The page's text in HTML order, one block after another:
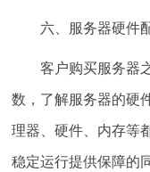
六、服务器硬件
客户购买服务器
数，了解服务器的硬
理器、硬件、内存等
稳定运行提供保障的